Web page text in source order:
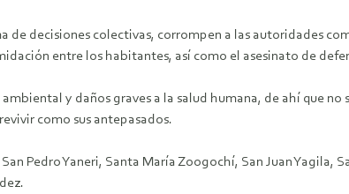
decisiones colectivas, corrompen a las autoridades
entre los habitantes, así como el asesinato de
y daños graves a la salud humana, de ahí que no
como sus antepasados.
Pedro Yaneri, Santa María Zoogochí, San Juan Yagila,